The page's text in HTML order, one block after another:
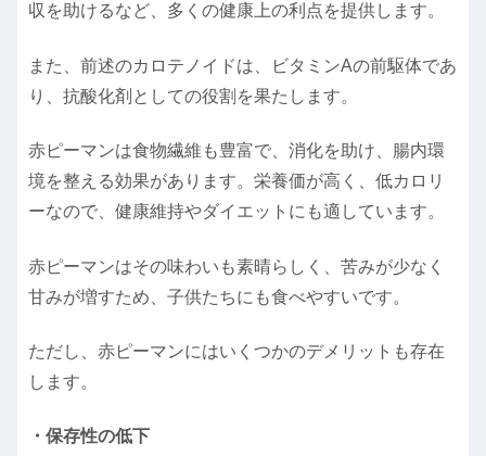
収を助けるなど、多くの健康上の利点を提供します。
また、前述のカロテノイドは、ビタミンAの前駆体であ
り、抗酸化剤としての役割を果たします。
赤ピーマンは食物繊維も豊富で、消化を助け、腸内環
境を整える効果があります。栄養価が高く、低カロリ
ーなので、健康維持やダイエットにも適しています。
赤ピーマンはその味わいも素晴らしく、苦みが少なく
甘みが増すため、子供たちにも食べやすいです。
ただし、赤ピーマンにはいくつかのデメリットも存在
します。
・保存性の低下